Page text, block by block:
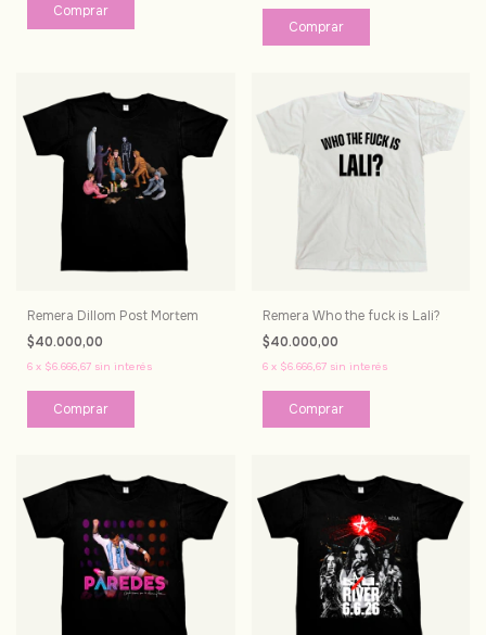
Comprar
Comprar
Remera Dillom Post Mortem
$40.000,00
6 x $6.666,67 sin interés
Comprar
Remera Who the fuck is Lali?
$40.000,00
6 x $6.666,67 sin interés
Comprar